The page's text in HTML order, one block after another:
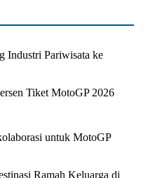
Industri Pariwisata ke
Tiket MotoGP 2026
untuk MotoGP
Ramah Keluarga di